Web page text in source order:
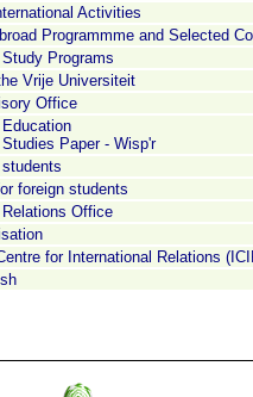
Activities
Programmme and Selected
Study Programs
Vrije Universiteit
Office
Education
Studies Paper - Wisp'r
students
foreign students
Relations Office
for International Relations